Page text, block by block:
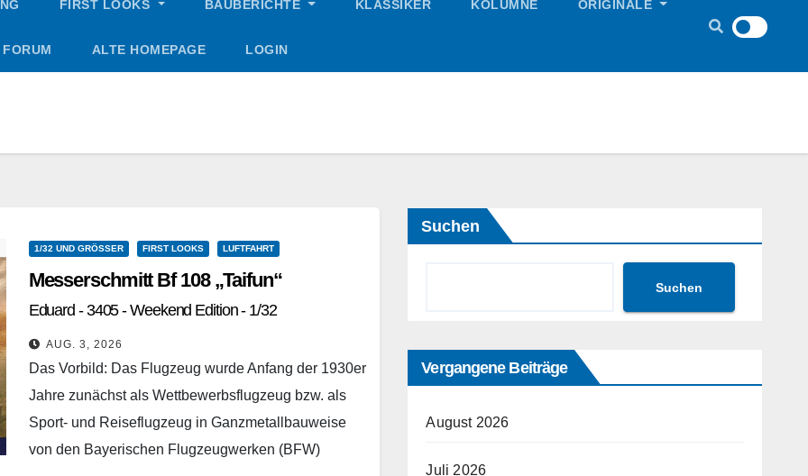
FIRST LOOKS BAUBERICHTE KLASSIKER KOLUMNE ORIGINALE
FORUM ALTE HOMEPAGE LOGIN
1/32 UND GRÖSSER FIRST LOOKS LUFTFAHRT
Messerschmitt Bf 108 „Taifun“
Eduard - 3405 - Weekend Edition - 1/32
AUG. 3, 2026
Das Vorbild: Das Flugzeug wurde Anfang der 1930er
Jahre zunächst als Wettbewerbsflugzeug bzw. als
Sport- und Reiseflugzeug in Ganzmetallbauweise
von den Bayerischen Flugzeugwerken (BFW)
Suchen
Suchen
Vergangene Beiträge
August 2026
Juli 2026